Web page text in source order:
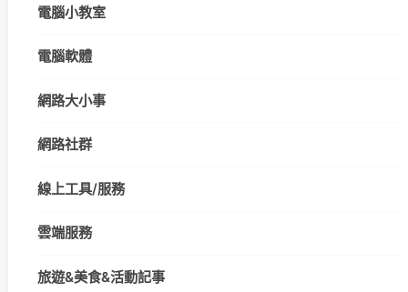
電腦小教室
電腦軟體
網路大小事
網路社群
線上工具/服務
雲端服務
旅遊&美食&活動記事